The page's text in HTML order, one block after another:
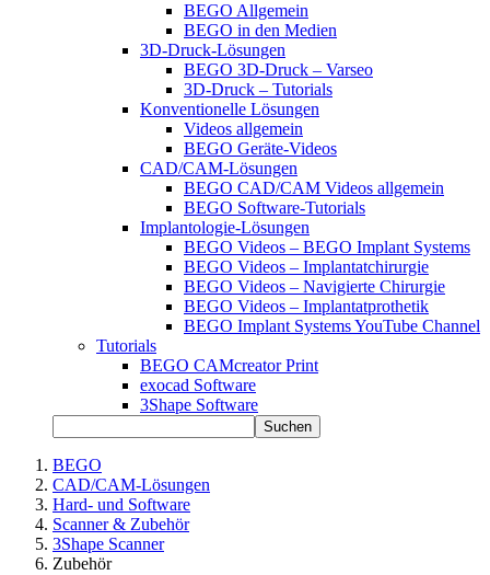
BEGO Allgemein
BEGO in den Medien
3D-Druck-Lösungen
BEGO 3D-Druck – Varseo
3D-Druck – Tutorials
Konventionelle Lösungen
Videos allgemein
BEGO Geräte-Videos
CAD/CAM-Lösungen
BEGO CAD/CAM Videos allgemein
BEGO Software-Tutorials
Implantologie-Lösungen
BEGO Videos – BEGO Implant Systems
BEGO Videos – Implantatchirurgie
BEGO Videos – Navigierte Chirurgie
BEGO Videos – Implantatprothetik
BEGO Implant Systems YouTube Channel
Tutorials
BEGO CAMcreator Print
exocad Software
3Shape Software
Suchen
BEGO
CAD/CAM-Lösungen
Hard- und Software
Scanner & Zubehör
3Shape Scanner
Zubehör